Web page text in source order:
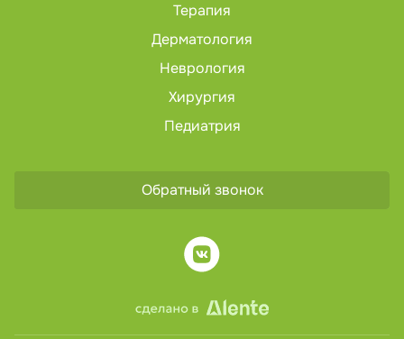
Терапия
Дерматология
Неврология
Хирургия
Педиатрия
Обратный звонок